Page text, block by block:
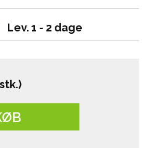
Lev. 1 - 2 dage